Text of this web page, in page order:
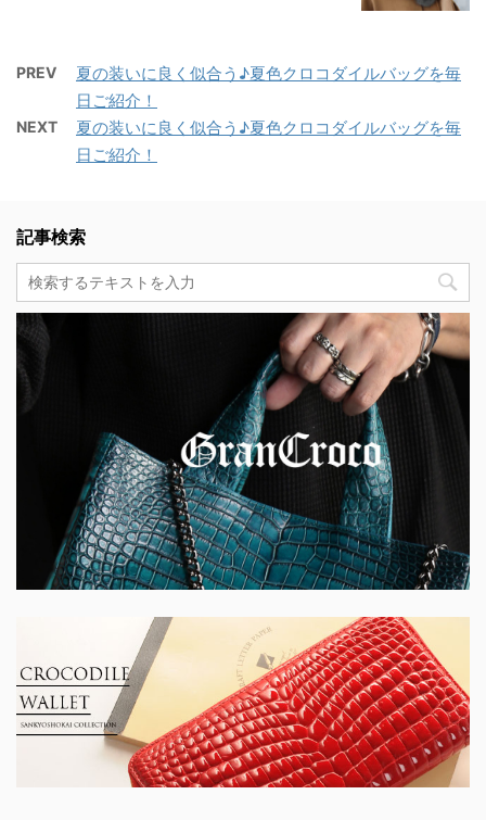
PREV
夏の装いに良く似合う♪夏色クロコダイルバッグを毎
日ご紹介！
NEXT
夏の装いに良く似合う♪夏色クロコダイルバッグを毎
日ご紹介！
記事検索